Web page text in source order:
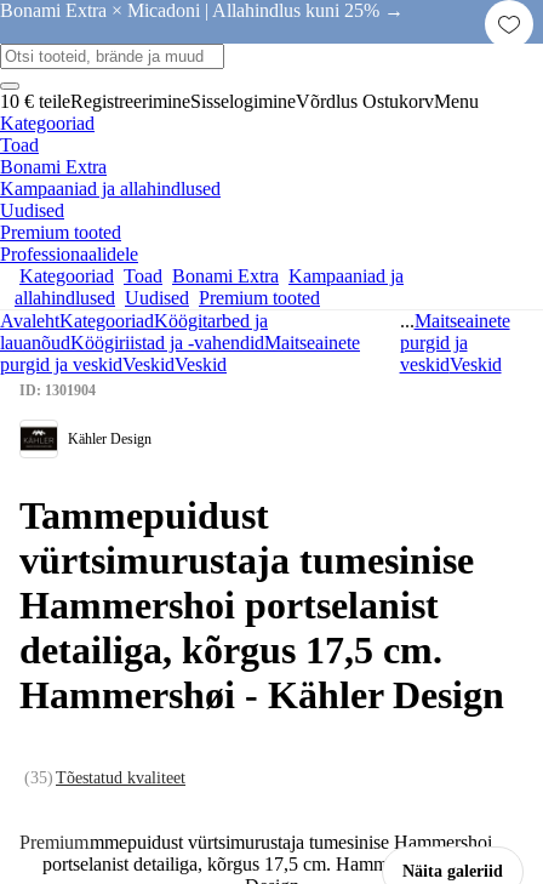
Bonami Extra × Micadoni | Allahindlus kuni 25% →
10 € teileRegistreerimineSisselogimineVõrdlus OstukorvMenu
Kategooriad
Toad
Bonami Extra
Kampaaniad ja allahindlused
Uudised
Premium tooted
Professionaalidele
Kategooriad Toad Bonami Extra Kampaaniad ja
allahindlused Uudised Premium tooted
AvalehtKategooriadKöögitarbed ja
lauanõudKöögiriistad ja -vahendidMaitseainete
purgid ja veskidVeskidVeskid
...Maitseainete
purgid ja
veskidVeskid
Näita galeriid
Premium
ID: 1301904
Kähler Design
Tammepuidust
vürtsimurustaja tumesinise
Hammershoi portselanist
detailiga, kõrgus 17,5 cm.
Hammershøi - Kähler Design
(35) Tõestatud kvaliteet